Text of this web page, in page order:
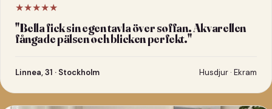
★★★★★
"Bella fick sin egen tavla över soffan. Akvarellen
fångade pälsen och blicken perfekt."
Linnea, 31 · Stockholm Husdjur · Ekram